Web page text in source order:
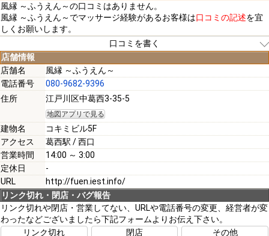
風縁 ～ふうえん～の口コミはありません。
風縁 ～ふうえん～でマッサージ経験があるお客様は口コミの記述を宜
しくお願いします。
口コミを書く
[必須]
[必須]
[必須]
注意事項
店舗情報
店舗名
風縁 ～ふうえん～
電話番号
080-9682-9396
住所
江戸川区中葛西3-35-5
地図アプリで見る
建物名
コキミビル5F
アクセス
葛西駅 / 西口
営業時間
14:00 ～ 3:00
定休日
-
URL
http://fuen.iest.info/
リンク切れ・閉店・バグ報告
リンク切れや閉店・営業してない、URLや電話番号の変更、経営者が変
わったなどございましたら下記フォームよりお伝え下さい。
リンク切れ
閉店 その他